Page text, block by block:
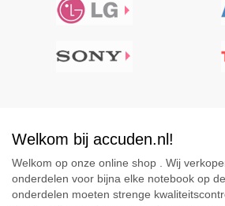
Welkom bij accuden.nl!
Welkom op onze online shop . Wij
onderdelen voor bijna elke notebook op
onderdelen moeten strenge